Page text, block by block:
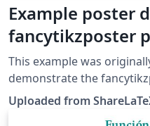
Example poster
fancytikzposter
This example was
demonstrate the
fancytikzposter is no
merged with the
Uploaded from